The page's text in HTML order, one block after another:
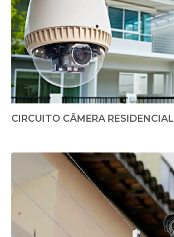
CIRCUITO CÂMERA RESIDENCIAL